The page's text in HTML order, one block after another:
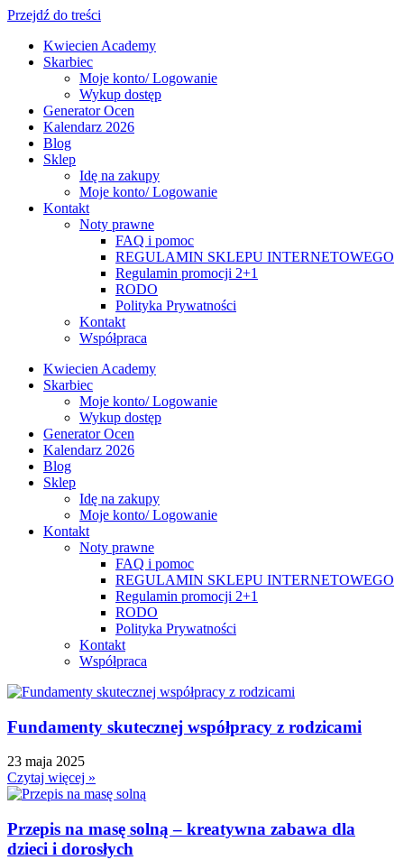
Przejdź do treści
Kwiecien Academy
Skarbiec
Moje konto/ Logowanie
Wykup dostęp
Generator Ocen
Kalendarz 2026
Blog
Sklep
Idę na zakupy
Moje konto/ Logowanie
Kontakt
Noty prawne
FAQ i pomoc
REGULAMIN SKLEPU INTERNETOWEGO
Regulamin promocji 2+1
RODO
Polityka Prywatności
Kontakt
Współpraca
Kwiecien Academy
Skarbiec
Moje konto/ Logowanie
Wykup dostęp
Generator Ocen
Kalendarz 2026
Blog
Sklep
Idę na zakupy
Moje konto/ Logowanie
Kontakt
Noty prawne
FAQ i pomoc
REGULAMIN SKLEPU INTERNETOWEGO
Regulamin promocji 2+1
RODO
Polityka Prywatności
Kontakt
Współpraca
Fundamenty skutecznej współpracy z rodzicami
23 maja 2025
Czytaj więcej »
Przepis na masę solną – kreatywna zabawa dla
dzieci i dorosłych